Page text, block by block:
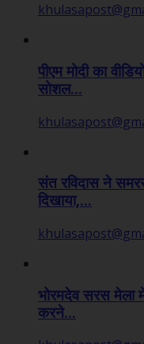
पीएम मोदी का
सोशल...
संत रविदास ने
दिखाया,...
भोरमदेव सरस मेला
करने...